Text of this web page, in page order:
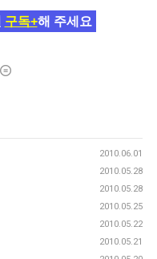
구독+해 주세요
2010.06.01
2010.05.28
2010.05.28
2010.05.25
2010.05.22
2010.05.21